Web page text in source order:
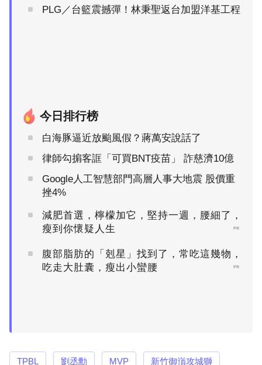
PLG／台籃震撼彈！林秉聖返台加盟洋基工程
今日排行榜
白海豚逼近放颱風假？蔣萬安說話了
律師勾掮客誆「可買BNT疫苗」 詐慈濟10億
Google人工智慧部門高層人事大地震 股價重
挫4%
減肥首選，檸檬加它，堅持一週，腰細了，
瘦到你懷疑人生
PR
腹部脂肪的「剋星」找到了，常吃這幾物，
吃走大肚囊，瘦出小蠻腰
PR
TPBL 劉丞勳 MVP 新竹御嵿攻城獅